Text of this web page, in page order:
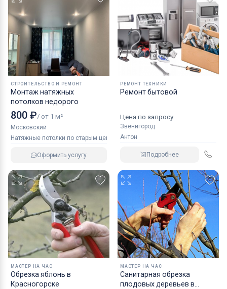
СТРОИТЕЛЬСТВО И РЕМОНТ
Монтаж натяжных
потолков недорого
800 ₽/ от 1 м²
Московский
Натяжные потолки по старым ценам
Оформить услугу
РЕМОНТ ТЕХНИКИ
Ремонт бытовой
Цена по запросу
Звенигород
Антон
Подробнее
МАСТЕР НА ЧАС
Обрезка яблонь в
Красногорске
МАСТЕР НА ЧАС
Санитарная обрезка
плодовых деревьев в